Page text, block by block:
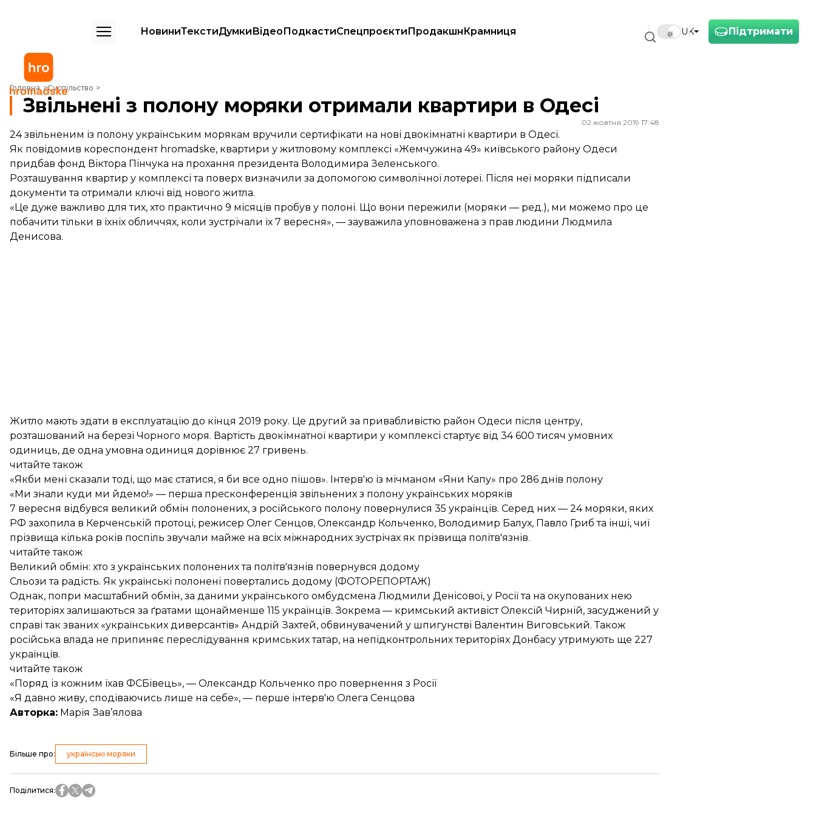
Підтримати
UK
НовиниТекстиДумкиВідеоПодкастиСпецпроєктиПродакшнКрамниця
Головна Суспільство
Звільнені з полону моряки отримали квартири в Одесі
Звільнені з полону моряки отримали квартири в Одесі
02 жовтня 2019 17:48
24 звільненим із полону українським морякам вручили сертифікати на нові двокімнатні квартири в Одесі.
Як повідомив кореспондент hromadske, квартири у житловому комплексі «Жемчужина 49» київського району Одеси
придбав фонд Віктора Пінчука на прохання президента Володимира Зеленського.
Розташування квартир у комплексі та поверх визначили за допомогою символічної лотереї. Після неї моряки підписали
документи та отримали ключі від нового житла.
«Це дуже важливо для тих, хто практично 9 місяців пробув у полоні. Що вони пережили (моряки — ред.), ми можемо про це
побачити тільки в їхніх обличчях, коли зустрічали їх 7 вересня», — зауважила уповноважена з прав людини Людмила
Денисова.
Житло мають здати в експлуатацію до кінця 2019 року. Це другий за привабливістю район Одеси після центру,
розташований на березі Чорного моря. Вартість двокімнатної квартири у комплексі стартує від 34 600 тисяч умовних
одиниць, де одна умовна одиниця дорівнює 27 гривень.
читайте також
«Якби мені сказали тоді, що має статися, я би все одно пішов». Інтерв'ю із мічманом «Яни Капу» про 286 днів полону
«Ми знали куди ми йдемо!» — перша пресконференція звільнених з полону українських моряків
7 вересня відбувся великий обмін полонених, з російського полону повернулися 35 українців. Серед них — 24 моряки, яких
РФ захопила в Керченській протоці, режисер Олег Сенцов, Олександр Кольченко, Володимир Балух, Павло Гриб та інші, чиї
прізвища кілька років поспіль звучали майже на всіх міжнародних зустрічах як прізвища політв'язнів.
читайте також
Великий обмін: хто з українських полонених та політв'язнів повернувся додому
Сльози та радість. Як українські полонені повертались додому (ФОТОРЕПОРТАЖ)
Однак, попри масштабний обмін, за даними українського омбудсмена Людмили Денісової, у Росії та на окупованих нею
територіях залишаються за ґратами щонайменше 115 українців. Зокрема — кримський активіст Олексій Чирній, засуджений у
справі так званих «українських диверсантів» Андрій Захтей, обвинувачений у шпигунстві Валентин Виговський. Також
російська влада не припиняє переслідування кримських татар, на непідконтрольних територіях Донбасу утримують ще 227
українців.
читайте також
«Поряд із кожним їхав ФСБівець», — Олександр Кольченко про повернення з Росії
«Я давно живу, сподіваючись лише на себе», — перше інтерв'ю Олега Сенцова
Авторка: Марія Зав’ялова
Більше про: українські моряки
Поділитися: